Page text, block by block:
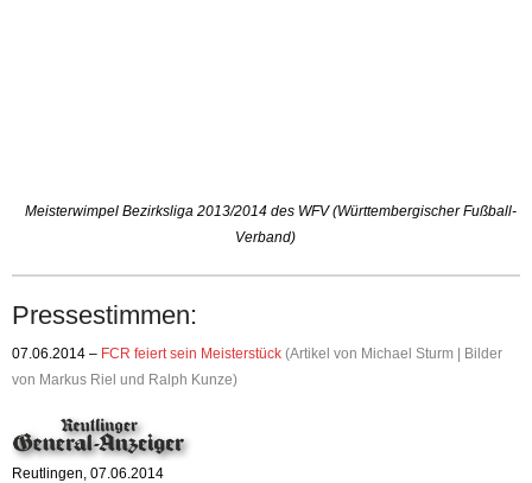
Meisterwimpel Bezirksliga 2013/2014 des WFV (Württembergischer Fußball-
Verband)
Pressestimmen:
07.06.2014 – FCR feiert sein Meisterstück (Artikel von Michael Sturm | Bilder
von Markus Riel und Ralph Kunze)
Reutlingen, 07.06.2014